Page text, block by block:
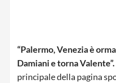
“Palermo, Venezia è
Damiani e torna Valente”.
principale della pagina